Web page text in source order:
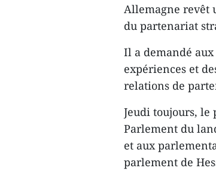
Allemagne revêt
du partenariat
Il a demandé
expériences et
relations de
Jeudi toujours, le
Parlement du
et aux
parlement de